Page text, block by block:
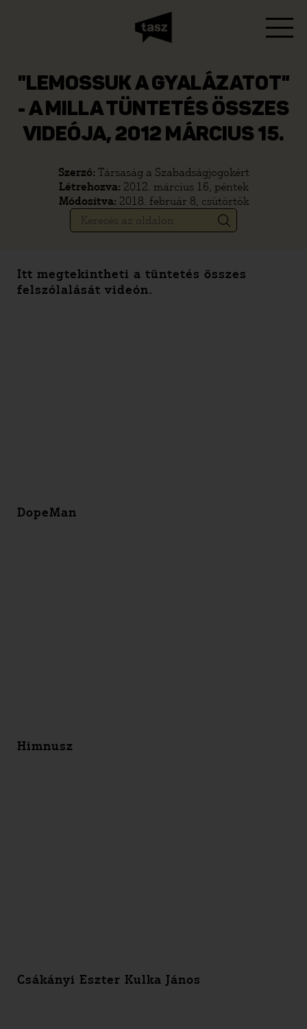
"LEMOSSUK A GYALÁZATOT"
- A MILLA TÜNTETÉS ÖSSZES
VIDEÓJA, 2012 MÁRCIUS 15.
Szerző: Társaság a Szabadságjogokért
Létrehozva: 2012. március 16, péntek
Módosítva: 2018. február 8, csütörtök
Itt megtekintheti a tüntetés összes
felszólalását videón.
DopeMan
Himnusz
Csákányi Eszter Kulka János